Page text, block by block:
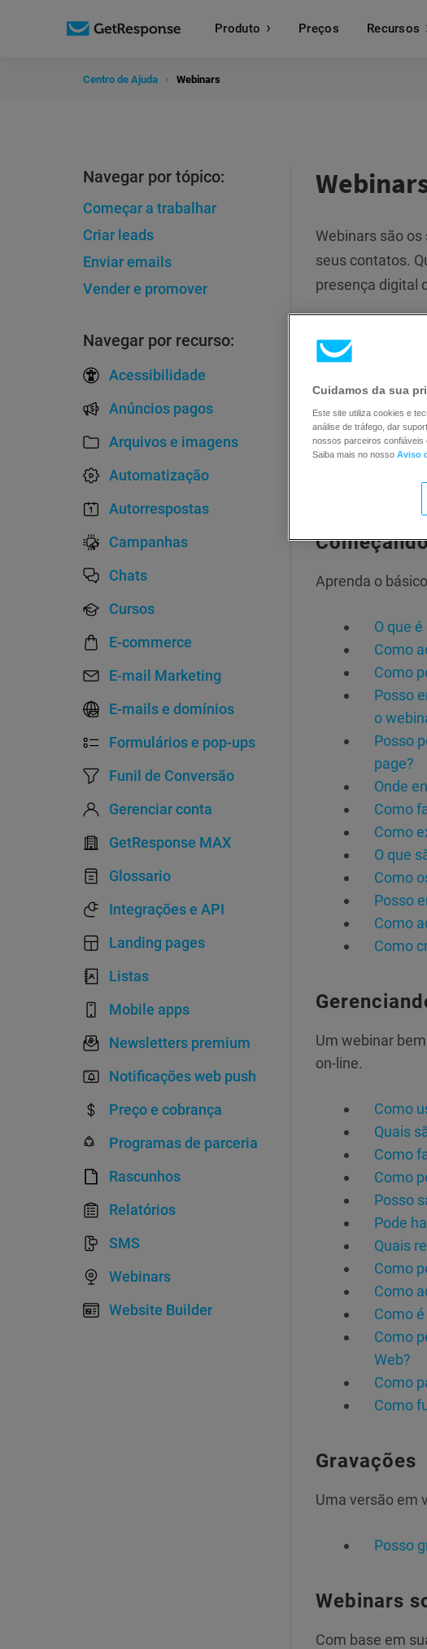
Produto Preços Recursos
Centro de Ajuda Webinars
Navegar por tópico:
Começar a trabalhar
Criar leads
Enviar emails
Vender e promover
Navegar por recurso:
Acessibilidade
Anúncios pagos
Arquivos e imagens
Automatização
Autorrespostas
Campanhas
Chats
Cursos
E-commerce
E-mail Marketing
E-mails e domínios
Formulários e pop-ups
Funil de Conversão
Gerenciar conta
GetResponse MAX
Glossario
Integrações e API
Landing pages
Listas
Mobile apps
Newsletters premium
Notificações web push
Preço e cobrança
Programas de parceria
Rascunhos
Relatórios
SMS
Webinars
Website Builder
Webinars são
seus contatos.
presença digital
Pular para:
Começando
Gravações
Aprenda o
O que
Como
Como
Posso
o
Posso
page?
Onde
Como
Como
O que
Como
Posso
Como
Como
Um webinar
on-line.
Como
Quais
Como
Como
Posso
Pode
Quais
Como
Como
Como
Como
Web?
Como
Como
Gravações
Uma versão em
Posso
Webinars
Com base em
Cuidamos da sua
Este site utiliza cookies e
análise de tráfego, dar
nossos parceiros confiáveis
Saiba mais no nosso Aviso